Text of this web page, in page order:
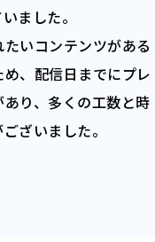
ました。
いコンテンツがある
、配信日までにプレ
り、多くの工数と時
ざいました。